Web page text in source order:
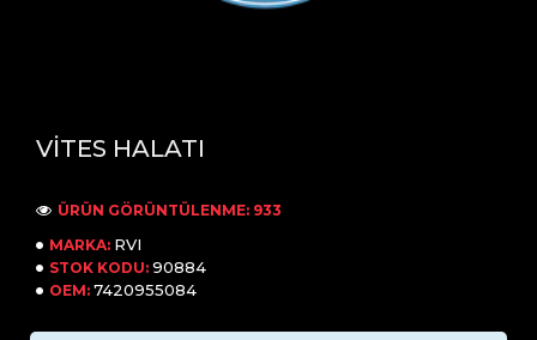
VİTES HALATI
MARKA: RVI
STOK KODU: 90884
OEM: 7420955084
ÜRÜN GÖRÜNTÜLENME: 933